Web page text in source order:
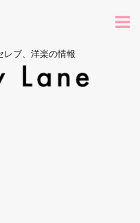
レブ、洋楽の情報